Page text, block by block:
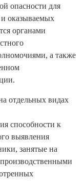
опасности для
и оказываемых
органами
а также
отдельных видах
способности к
выявления
занятые на